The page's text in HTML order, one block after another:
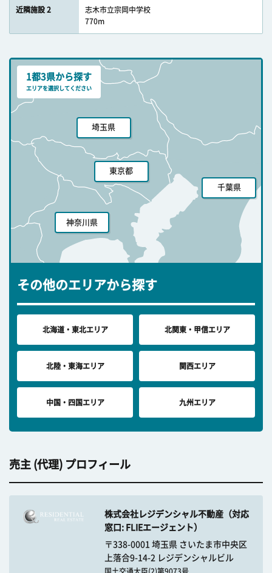
近隣施設 2
志木市立宗岡中学校
770m
1都3県から探す
エリアを選択してください
埼玉県
東京都
千葉県
神奈川県
その他のエリアから探す
北海道・東北エリア 北関東・甲信エリア
北陸・東海エリア 関西エリア
中国・四国エリア 九州エリア
売主 (代理) プロフィール
株式会社レジデンシャル不動産（対応
窓口: FLIEエージェント）
〒338-0001 埼玉県 さいたま市中央区
上落合9-14-2 レジデンシャルビル
国土交通大臣(2)第9073号